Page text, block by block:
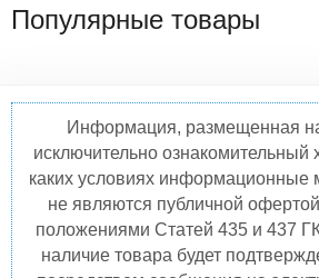
Популярные товары
Информация, размещенная
исключительно ознакомительный
каких условиях информационные
не являются публичной
положениями Статей 435 и 437
наличие товара будет